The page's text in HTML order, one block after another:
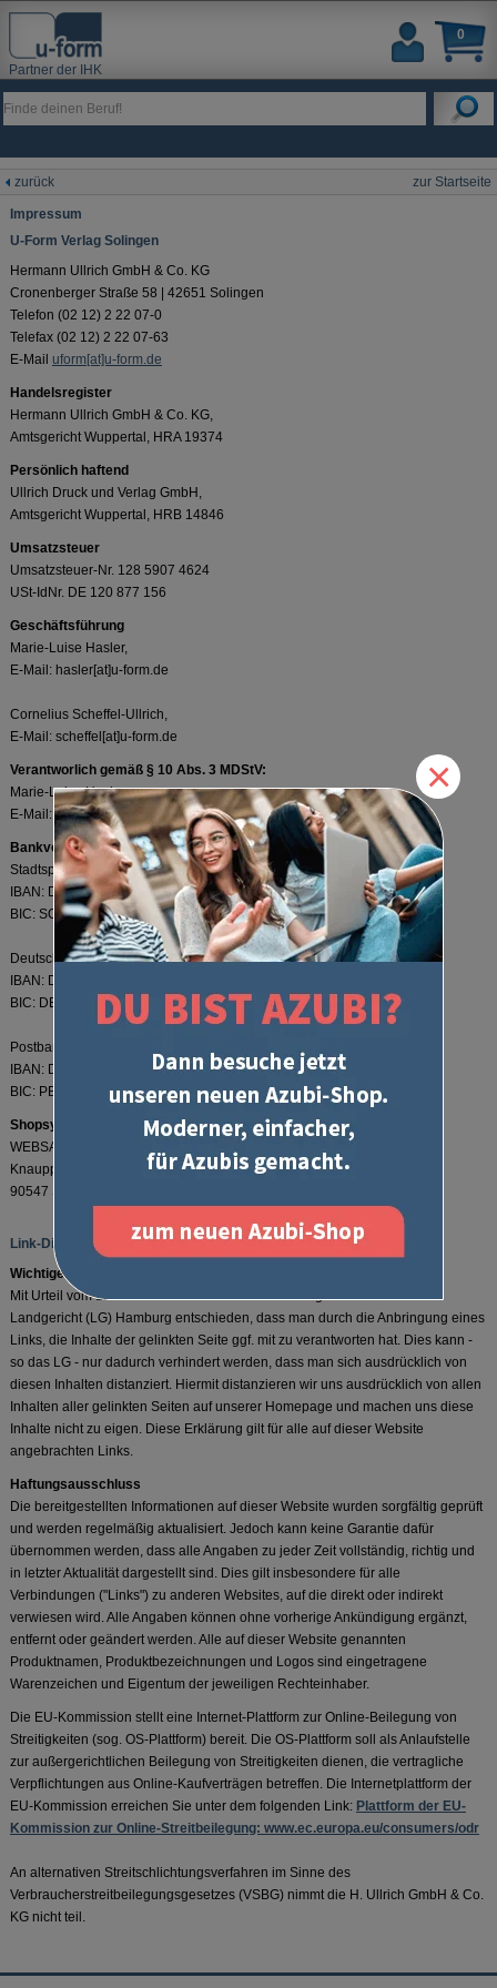
Partner der IHK
0
zurück zur Startseite
Impressum
U-Form Verlag Solingen
Hermann Ullrich GmbH & Co. KG
Cronenberger Straße 58 | 42651 Solingen
Telefon (02 12) 2 22 07-0
Telefax (02 12) 2 22 07-63
E-Mail uform[at]u-form.de
Handelsregister
Hermann Ullrich GmbH & Co. KG,
Amtsgericht Wuppertal, HRA 19374
Persönlich haftend
Ullrich Druck und Verlag GmbH,
Amtsgericht Wuppertal, HRB 14846
Umsatzsteuer
Umsatzsteuer-Nr. 128 5907 4624
USt-IdNr. DE 120 877 156
Geschäftsführung
Marie-Luise Hasler,
E-Mail: hasler[at]u-form.de
Cornelius Scheffel-Ullrich,
E-Mail: scheffel[at]u-form.de
Verantworlich gemäß § 10 Abs. 3 MDStV:
Marie-Luise Hasler,
E-Mail: hasler[at]u-form.de
Bankverbindung
Stadtsparkasse Solingen
IBAN: DE25342500000000008987
BIC: SOLSDE33XXX
Deutsche Bank AG, Solingen
IBAN: DE84342700940011688900
BIC: DEUTDEDW342
Postbank Köln
IBAN: DE22370100500029850503
BIC: PBNKDEFFXXX
Shopsystem / Shopsoftware
WEBSALE AG
Knauppstraße 23
90547 Stein
Link-Disclaimer
Wichtiger Hinweis zu allen Links
Mit Urteil vom 12. Mai 1998 - 312 O 85/98 - "Haftung für Links" hat das
Landgericht (LG) Hamburg entschieden, dass man durch die Anbringung eines
Links, die Inhalte der gelinkten Seite ggf. mit zu verantworten hat. Dies kann -
so das LG - nur dadurch verhindert werden, dass man sich ausdrücklich von
diesen Inhalten distanziert. Hiermit distanzieren wir uns ausdrücklich von allen
Inhalten aller gelinkten Seiten auf unserer Homepage und machen uns diese
Inhalte nicht zu eigen. Diese Erklärung gilt für alle auf dieser Website
angebrachten Links.
Haftungsausschluss
Die bereitgestellten Informationen auf dieser Website wurden sorgfältig geprüft
und werden regelmäßig aktualisiert. Jedoch kann keine Garantie dafür
übernommen werden, dass alle Angaben zu jeder Zeit vollständig, richtig und
in letzter Aktualität dargestellt sind. Dies gilt insbesondere für alle
Verbindungen ("Links") zu anderen Websites, auf die direkt oder indirekt
verwiesen wird. Alle Angaben können ohne vorherige Ankündigung ergänzt,
entfernt oder geändert werden. Alle auf dieser Website genannten
Produktnamen, Produktbezeichnungen und Logos sind eingetragene
Warenzeichen und Eigentum der jeweiligen Rechteinhaber.
Die EU-Kommission stellt eine Internet-Plattform zur Online-Beilegung von
Streitigkeiten (sog. OS-Plattform) bereit. Die OS-Plattform soll als Anlaufstelle
zur außergerichtlichen Beilegung von Streitigkeiten dienen, die vertragliche
Verpflichtungen aus Online-Kaufverträgen betreffen. Die Internetplattform der
EU-Kommission erreichen Sie unter dem folgenden Link: Plattform der EU-
Kommission zur Online-Streitbeilegung: www.ec.europa.eu/consumers/odr
An alternativen Streitschlichtungsverfahren im Sinne des
Verbraucherstreitbeilegungsgesetzes (VSBG) nimmt die H. Ullrich GmbH & Co.
KG nicht teil.
×